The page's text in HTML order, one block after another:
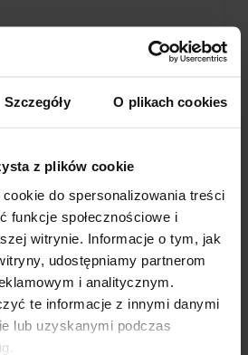
Szczegóły O plikach cookies
z plików cookie
do spersonalizowania treści
funkcje społecznościowe i
witrynie. Informacje o tym, jak
udostępniamy partnerom
i analitycznym.
te informacje z innymi danymi
lub uzyskanymi podczas
000 13 33
87 621 31 46
726 770 661
od 7.00 do 15.00)